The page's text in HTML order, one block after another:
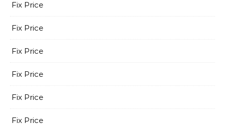
Fix Price
Fix Price
Fix Price
Fix Price
Fix Price
Fix Price